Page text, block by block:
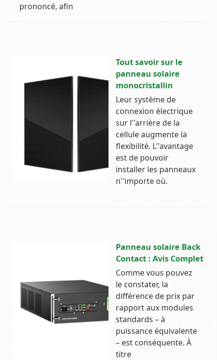
prononcé, afin
Tout savoir sur le
panneau solaire
monocristallin
Leur système de
connexion électrique
sur l''arrière de la
cellule augmente la
flexibilité. L''avantage
est de pouvoir
installer les panneaux
n''importe où.
Panneau solaire Back
Contact : Avis Complet
Comme vous pouvez
le constater, la
différence de prix par
rapport aux modules
standards – à
puissance équivalente
– est conséquente. À
titre